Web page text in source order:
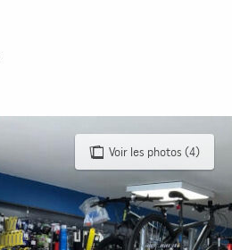
Voir les photos (4)